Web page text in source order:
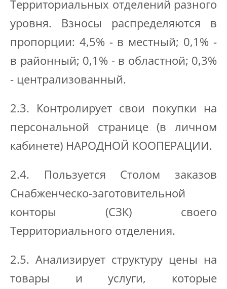
Территориальных отделений разного
уровня. Взносы распределяются в
пропорции: 4,5% - в местный; 0,1% -
в районный; 0,1% - в областной; 0,3%
- централизованный.
2.3. Контролирует свои покупки на
персональной странице (в личном
кабинете) НАРОДНОЙ КООПЕРАЦИИ.
2.4. Пользуется Столом заказов
Снабженческо-заготовительной
конторы (СЗК) своего
Территориального отделения.
2.5. Анализирует структуру цены на
товары и услуги, которые